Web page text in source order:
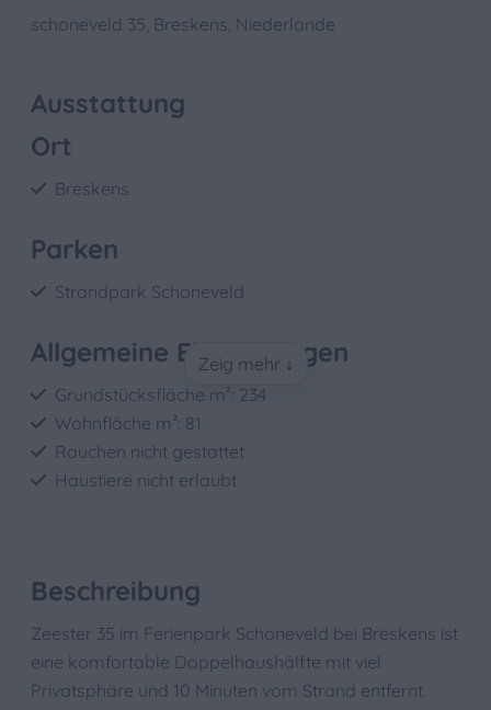
schoneveld 35, Breskens, Niederlande
Ausstattung
Ort
Breskens
Parken
Strandpark Schoneveld
Allgemeine Einrichtungen
Grundstücksfläche m²: 234
Wohnfläche m²: 81
Rauchen nicht gestattet
Haustiere nicht erlaubt
Dusche
Waschbecken: 2
Bidet
Zeig mehr ↓
Beschreibung
Zeester 35 im Ferienpark Schoneveld bei Breskens ist
eine komfortable Doppelhaushälfte mit viel
Privatsphäre und 10 Minuten vom Strand entfernt.